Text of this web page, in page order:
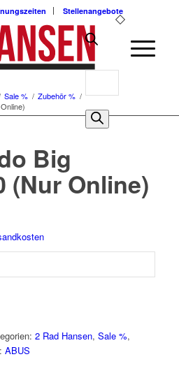
Stellenangebote
0
Sale % / Zubehör % /
Big
(Nur Online)
2 Rad Hansen, Sale %,
ABUS